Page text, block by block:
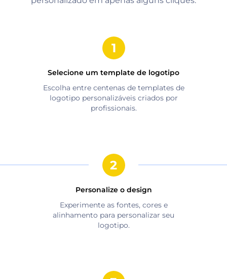
Selecione um template de logotipo
Escolha entre centenas de templates de
logotipo personalizáveis criados por
profissionais.
Personalize o design
Experimente as fontes, cores e
alinhamento para personalizar seu
logotipo.